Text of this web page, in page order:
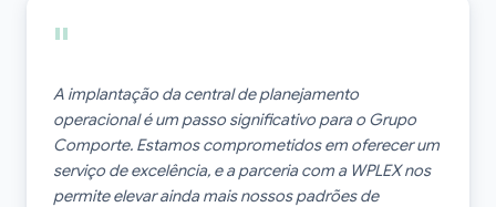
"
A implantação da central de planejamento
operacional é um passo significativo para o Grupo
Comporte. Estamos comprometidos em oferecer um
serviço de excelência, e a parceria com a WPLEX nos
permite elevar ainda mais nossos padrões de